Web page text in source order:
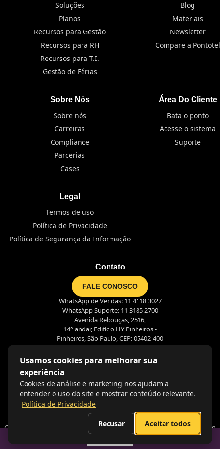
Soluções
Planos
Recursos para Gestão
Recursos para RH
Recursos para T.I.
Gestão de Férias
Blog
Materiais
Newsletter
Compare a Pontotel
Sobre Nós
Sobre nós
Carreiras
Compliance
Parcerias
Cases
Área Do Cliente
Bata o ponto
Acesse o sistema
Suporte
Legal
Termos de uso
Política de Privacidade
Política de Segurança da Informação
Contato
FALE CONOSCO
WhatsApp de Vendas: 11 4118 3027
WhatsApp Suporte: 11 3185 2700
Avenida Rebouças, 2516,
14° andar, Edifício HY Pinheiros -
Pinheiros, São Paulo, CEP: 05402-400
Coração nas pessoas, olhos no futuro e mãos na massa. É assim
que criamos juntos o futuro do trabalho!
2026. Pontotel. Todos os direitos reservados.
Usamos cookies para melhorar sua
experiência
Cookies de análise e marketing nos ajudam a
entender o uso do site e mostrar conteúdo relevante.
Política de Privacidade
Recusar Aceitar todos